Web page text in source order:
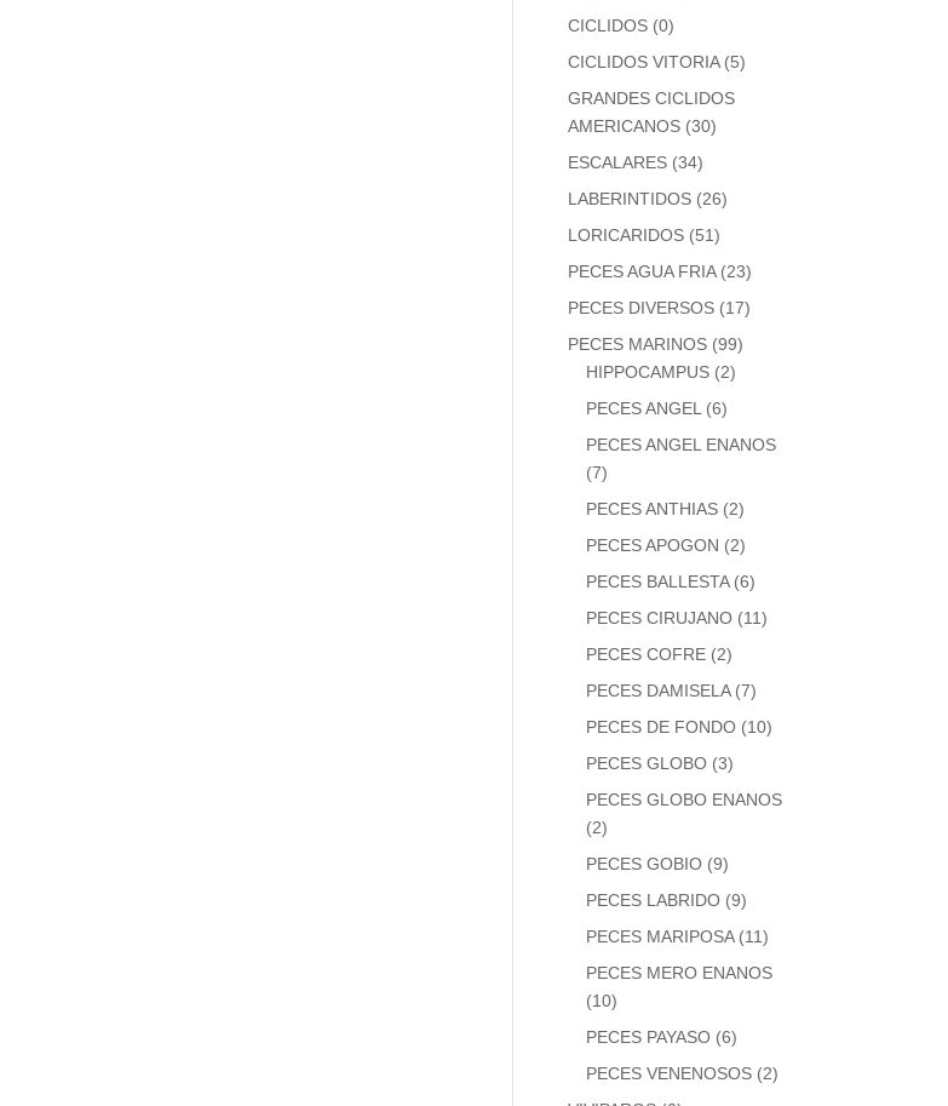
CICLIDOS (0)
CICLIDOS VITORIA (5)
GRANDES CICLIDOS
AMERICANOS (30)
ESCALARES (34)
LABERINTIDOS (26)
LORICARIDOS (51)
PECES AGUA FRIA (23)
PECES DIVERSOS (17)
PECES MARINOS (99)
HIPPOCAMPUS (2)
PECES ANGEL (6)
PECES ANGEL ENANOS
(7)
PECES ANTHIAS (2)
PECES APOGON (2)
PECES BALLESTA (6)
PECES CIRUJANO (11)
PECES COFRE (2)
PECES DAMISELA (7)
PECES DE FONDO (10)
PECES GLOBO (3)
PECES GLOBO ENANOS
(2)
PECES GOBIO (9)
PECES LABRIDO (9)
PECES MARIPOSA (11)
PECES MERO ENANOS
(10)
PECES PAYASO (6)
PECES VENENOSOS (2)